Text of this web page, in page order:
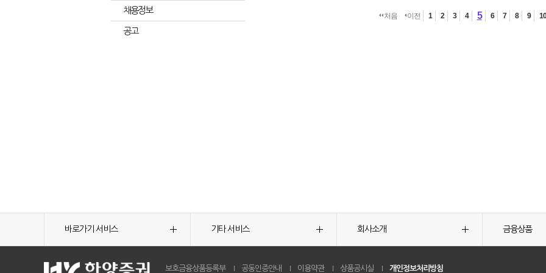
채용정보
공고
처음 이전 1 2 3 4 5 6 7 8 9 10
바로가기 서비스 기타 서비스 회사소개 금융상품
보호금융상품등록부 공동인증안내 이용약관 상품공시실 개인정보처리방침